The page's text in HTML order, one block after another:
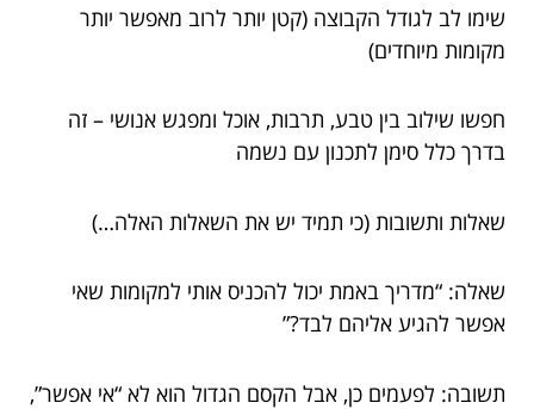
שימו לב לגודל הקבוצה (קטן יותר לרוב מאפשר יותר
מקומות מיוחדים)
חפשו שילוב בין טבע, תרבות, אוכל ומפגש אנושי – זה
בדרך כלל סימן לתכנון עם נשמה
שאלות ותשובות (כי תמיד יש את השאלות האלה…)
שאלה: “מדריך באמת יכול להכניס אותי למקומות שאי
אפשר להגיע אליהם לבד?”
תשובה: לפעמים כן, אבל הקסם הגדול הוא לא “אי אפשר”,